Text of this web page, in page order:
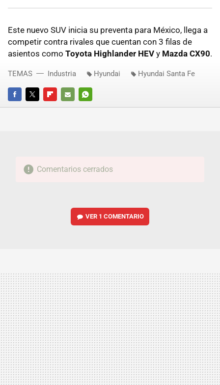
Este nuevo SUV inicia su preventa para México, llega a
competir contra rivales que cuentan con 3 filas de
asientos como Toyota Highlander HEV y Mazda CX90.
FACEBOOKTWITTERFLIPBOARD
E-
WHATSAPP
TEMAS Industria Hyundai Hyundai Santa Fe
Comentarios cerrados
VER 1 COMENTARIO